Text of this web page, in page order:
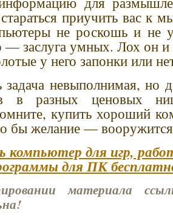
приучить вас к
не роскошь и не
— заслуга умных. Лох он и
у него запонки или
задача невыполнимая, но
в разных ценовых
купить хороший
бы желание —
компьютер для игр,
для ПК
материала